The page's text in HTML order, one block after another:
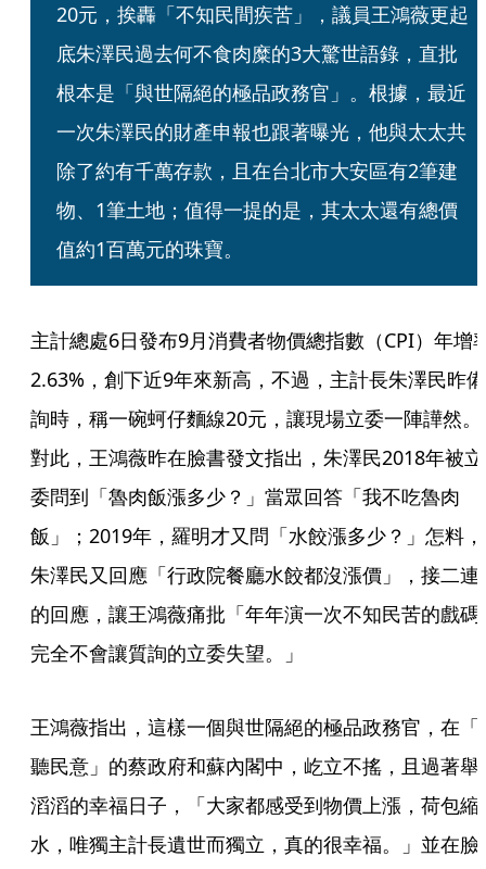
20元，挨轟「不知民間疾苦」，議員王鴻薇更起
底朱澤民過去何不食肉糜的3大驚世語錄，直批
根本是「與世隔絕的極品政務官」。根據，最近
一次朱澤民的財產申報也跟著曝光，他與太太共
除了約有千萬存款，且在台北市大安區有2筆建
物、1筆土地；值得一提的是，其太太還有總價
值約1百萬元的珠寶。
主計總處6日發布9月消費者物價總指數（CPI）年增
2.63%，創下近9年來新高，不過，主計長朱澤民昨備
詢時，稱一碗蚵仔麵線20元，讓現場立委一陣譁然。
對此，王鴻薇昨在臉書發文指出，朱澤民2018年被立
委問到「魯肉飯漲多少？」當眾回答「我不吃魯肉
飯」；2019年，羅明才又問「水餃漲多少？」怎料，
朱澤民又回應「行政院餐廳水餃都沒漲價」，接二連
的回應，讓王鴻薇痛批「年年演一次不知民苦的戲碼
完全不會讓質詢的立委失望。」
王鴻薇指出，這樣一個與世隔絕的極品政務官，在「
聽民意」的蔡政府和蘇內閣中，屹立不搖，且過著舉
滔滔的幸福日子，「大家都感受到物價上漲，荷包縮
水，唯獨主計長遺世而獨立，真的很幸福。」並在臉